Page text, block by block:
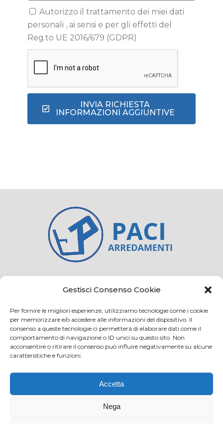
Gestisci Consenso Cookie
Per fornire le migliori esperienze, utilizziamo tecnologie come i cookie
per memorizzare e/o accedere alle informazioni del dispositivo. Il
consenso a queste tecnologie ci permetterà di elaborare dati come il
comportamento di navigazione o ID unici su questo sito. Non
acconsentire o ritirare il consenso può influire negativamente su alcune
caratteristiche e funzioni.
Accetta
Nega
Autorizzo il trattamento dei miei dati
personali , ai sensi e per gli effetti del
Reg.to UE 2016/679 (GDPR)
INVIA RICHIESTA
INFORMAZIONI AGGIUNTIVE
Credits Privacy and cookie
Via Virginio 358/360
Loc. Anselmo 50025 Montespertoli (FI)
E-mail: info@paciarrediscolastici.com
PEC: pacisrl@interfreepec.it
Tel e Fax: +39 0571 675108
PI e CF: 05012160486 Registro delle Imprese di